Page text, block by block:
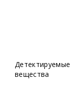
Детектируемые
вещества